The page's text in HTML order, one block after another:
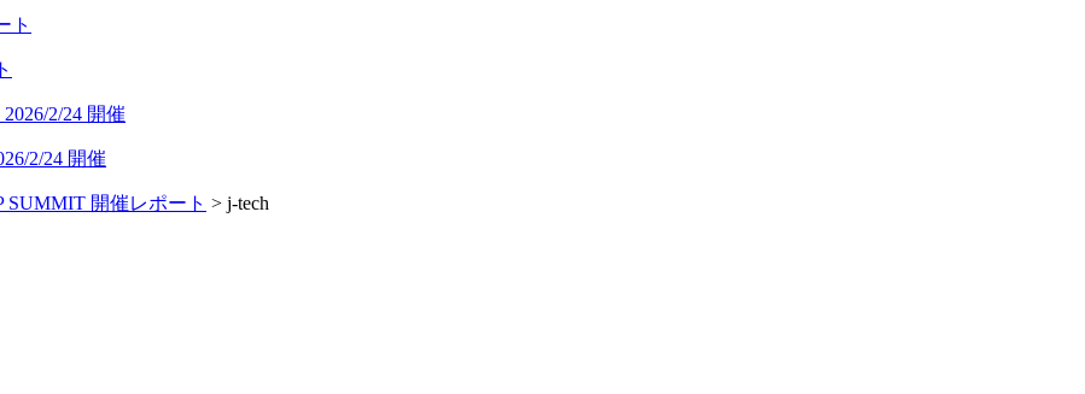
2/24 開催
SUMMIT 開催レポート > j-tech